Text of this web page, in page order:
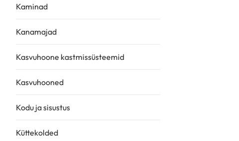
Kaminad
Kanamajad
Kasvuhoone kastmissüsteemid
Kasvuhooned
Kodu ja sisustus
Küttekolded